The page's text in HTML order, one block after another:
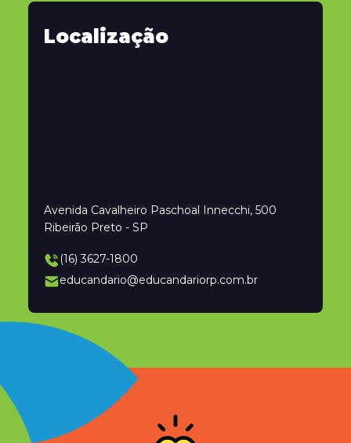
Localização
Avenida Cavalheiro Paschoal Innecchi, 500
Ribeirão Preto - SP
(16) 3627-1800
educandario@educandariorp.com.br